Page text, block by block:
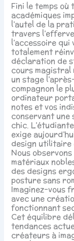
Fini le temps
académiques
l’autel de la
travers
l’accessoire qui
totalement
déclaration de
cours magistral
un stage
compagnon le
ordinateur
notes et vos
conservant
chic.
exige
design utilitaire
Nous
matériaux
des designs
posture sans
Imaginez-vous
avec une
fonctionnant
Cet équilibre
tendances
créateurs à